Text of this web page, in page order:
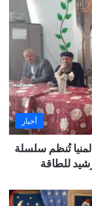
أخبار
تُنظم سلسلة
للطاقة